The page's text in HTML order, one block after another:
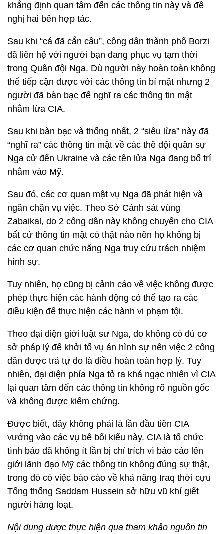
khẳng định quan tâm đến các thông tin này và đề
nghị hai bên hợp tác.
Sau khi “cá đã cắn câu”, công dân thành phố Borzi
đã liên hệ với người bạn đang phục vụ tạm thời
trong Quân đội Nga. Dù người này hoàn toàn không
thể tiếp cận được với các thông tin bí mật nhưng 2
người đã bàn bạc để nghĩ ra các thông tin mật
nhằm lừa CIA.
Sau khi bàn bạc và thống nhất, 2 “siêu lừa” này đã
“nghĩ ra” các thông tin mật về các thê đội quân sự
Nga cử đến Ukraine và các tên lửa Nga đang bố trí
nhằm vào Mỹ.
Sau đó, các cơ quan mật vụ Nga đã phát hiện và
ngăn chặn vụ việc. Theo Sở Cảnh sát vùng
Zabaikal, do 2 công dân này không chuyển cho CIA
bất cứ thông tin mật có thật nào nên họ không bị
các cơ quan chức năng Nga truy cứu trách nhiệm
hình sự.
Tuy nhiên, họ cũng bị cảnh cáo về việc không được
phép thực hiện các hành động có thể tạo ra các
điều kiện để thực hiện các hành vi phạm tội.
Theo đại diện giới luật sư Nga, do không có đủ cơ
sở pháp lý để khởi tố vụ án hình sự nên việc 2 công
dân được trả tự do là điều hoàn toàn hợp lý. Tuy
nhiên, đại diện phía Nga tỏ ra khá ngạc nhiên vì CIA
lại quan tâm đến các thông tin không rõ nguồn gốc
và không được kiểm chứng.
Được biết, đây không phải là lần đầu tiên CIA
vướng vào các vụ bê bối kiểu này. CIA là tổ chức
tình báo đã không ít lần bị chỉ trích vì báo cáo lên
giới lãnh đạo Mỹ các thông tin không đúng sự thật,
trong đó có việc báo cáo về khả năng Iraq thời cựu
Tổng thống Saddam Hussein sở hữu vũ khí giết
người hàng loạt.
Nội dung được thực hiện qua tham khảo nguồn tin